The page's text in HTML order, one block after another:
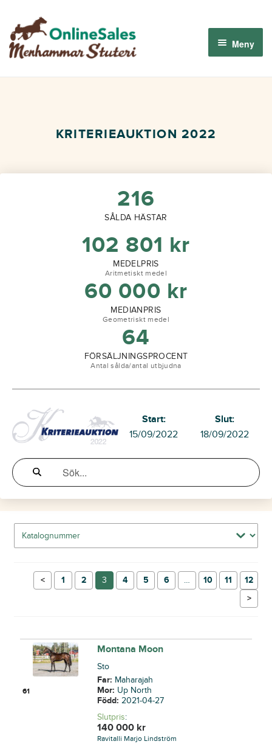
Hoppa
till
navigering
Hoppa
till
innehåll
Meny
KRITERIEAUKTION 2022
216
SÅLDA HÄSTAR
102 801 kr
MEDELPRIS
Aritmetiskt medel
60 000 kr
MEDIANPRIS
Geometriskt medel
64
FÖRSÄLJNINGSPROCENT
Antal sålda/antal utbjudna
Start:
15/09/2022
Slut:
18/09/2022
← 1 2 3 4 5 6 … 10 11
12
→
61
Montana Moon
Sto
Far: Maharajah
Mor: Up North
Född:2021-04-27
Slutpris:
140 000 kr
Ravitalli Marjo Lindström